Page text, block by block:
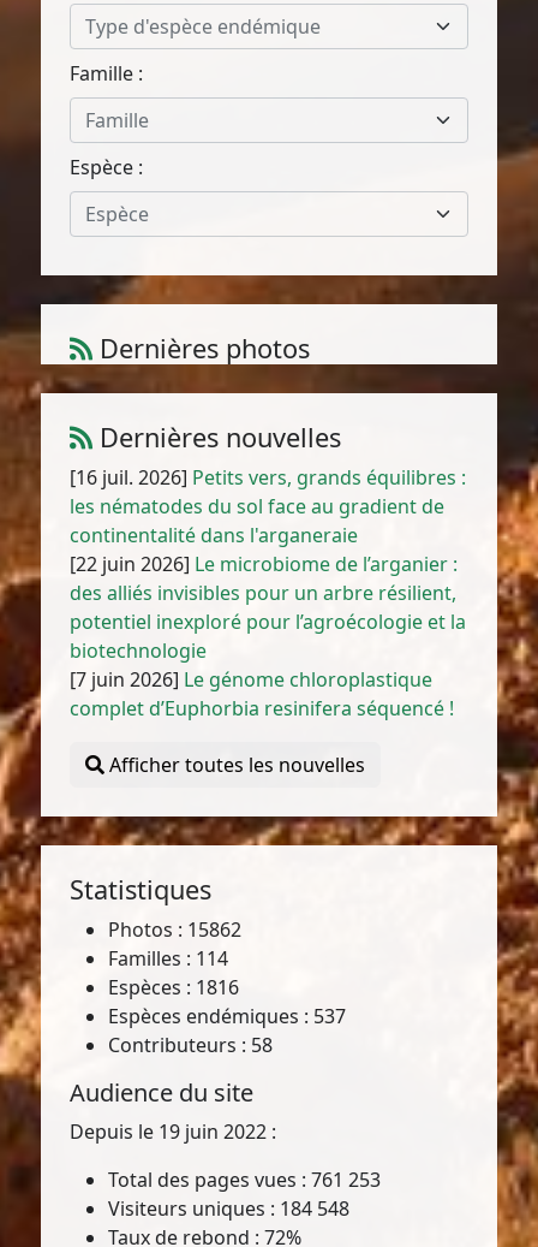
Type d'espèce endémique
Famille :
Famille
Espèce :
Espèce
Dernières photos
Amaranthus muricatus (Moq.) Hieron.
Dernières nouvelles
[16 juil. 2026] Petits vers, grands équilibres :
les nématodes du sol face au gradient de
continentalité dans l'arganeraie
[22 juin 2026] Le microbiome de l’arganier :
des alliés invisibles pour un arbre résilient,
potentiel inexploré pour l’agroécologie et la
biotechnologie
[7 juin 2026] Le génome chloroplastique
complet d’Euphorbia resinifera séquencé !
Afficher toutes les nouvelles
Statistiques
Photos : 15862
Familles : 114
Espèces : 1816
Espèces endémiques : 537
Contributeurs : 58
Audience du site
Depuis le 19 juin 2022 :
Total des pages vues : 761 253
Visiteurs uniques : 184 548
Taux de rebond : 72%